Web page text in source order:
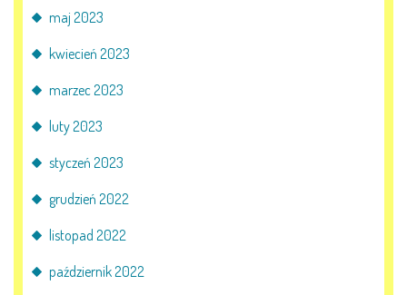
maj 2023
kwiecień 2023
marzec 2023
luty 2023
styczeń 2023
grudzień 2022
listopad 2022
październik 2022